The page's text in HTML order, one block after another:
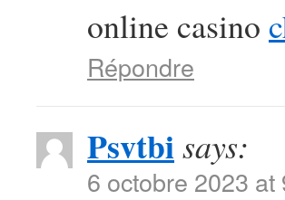
online casino
Répondre
Psvtbisays:
6 octobre 2023 at